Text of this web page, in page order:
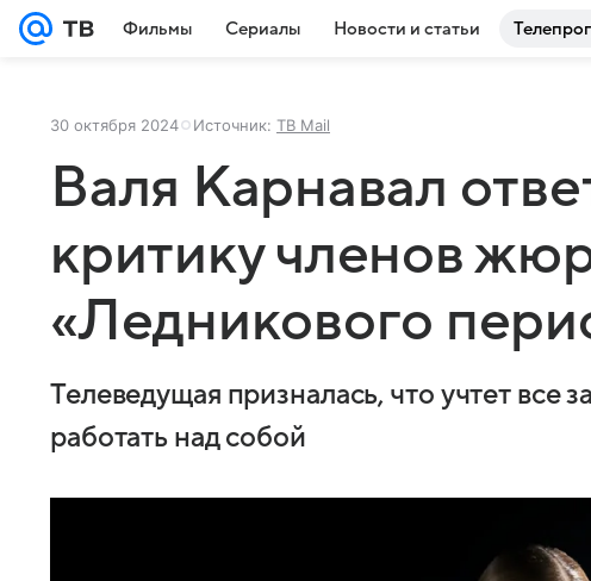
Фильмы Сериалы Новости и статьи
30 октября 2024 Источник: ТВ Mail
Валя Карнавал
критику членов
«Ледникового
Телеведущая призналась, что учтет все
работать над собой